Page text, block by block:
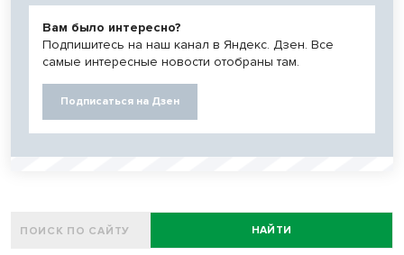
Вам было интересно?
Подпишитесь на наш канал в Яндекс. Дзен. Все
самые интересные новости отобраны там.
Подписаться на Дзен
НАЙТИ